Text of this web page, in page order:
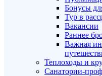
Бонусы
Тур в
Вакансии
Раннее
Важная
Теплоходы и
Санатории-